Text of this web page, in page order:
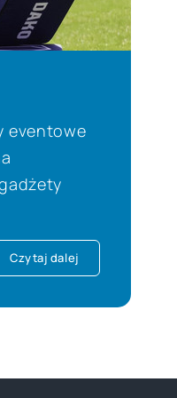
eventowe
Czytaj dalej